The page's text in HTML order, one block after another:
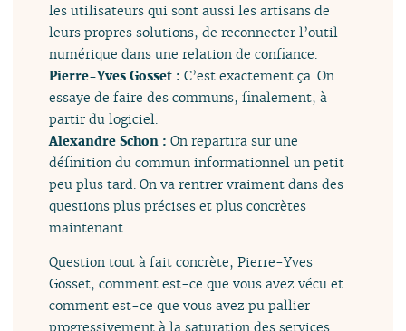
les utilisateurs qui sont aussi les artisans de
leurs propres solutions, de reconnecter l’outil
numérique dans une relation de confiance.
Pierre-Yves Gosset :C’est exactement ça. On
essaye de faire des communs, finalement, à
partir du logiciel.
Alexandre Schon :On repartira sur une
définition du commun informationnel un petit
peu plus tard. On va rentrer vraiment dans des
questions plus précises et plus concrètes
maintenant.
Question tout à fait concrète, Pierre-Yves
Gosset, comment est-ce que vous avez vécu et
comment est-ce que vous avez pu pallier
progressivement à la saturation des services